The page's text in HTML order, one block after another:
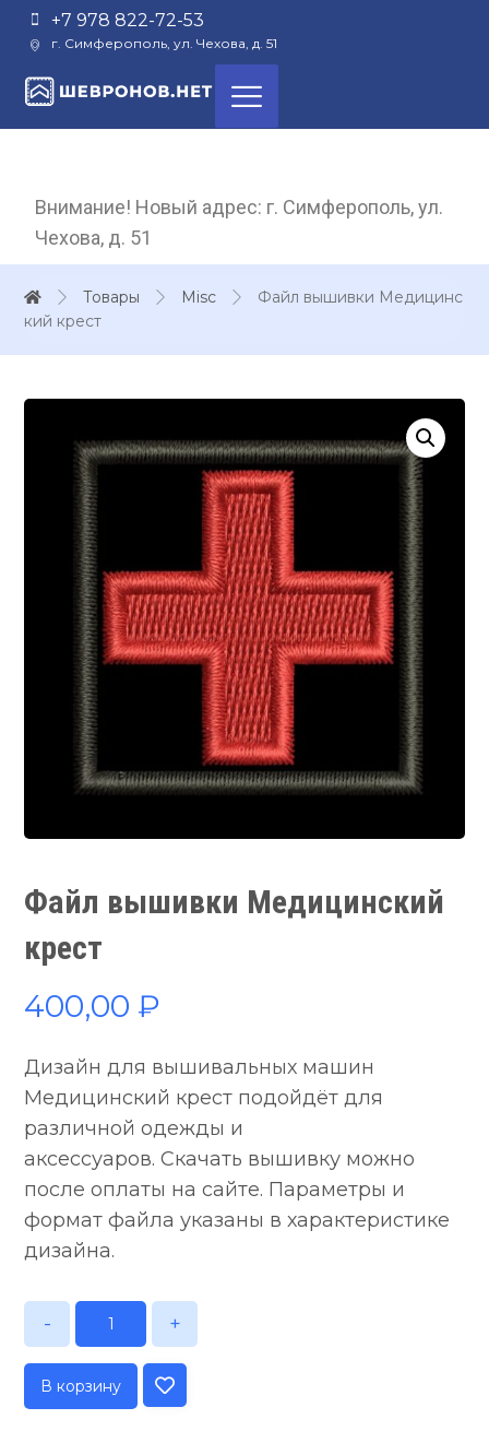
+7 978 822-72-53
г. Симферополь, ул. Чехова, д. 51
Внимание! Новый адрес: г. Симферополь, ул.
Чехова, д. 51
Товары Misc
Файл вышивки Медицинс
кий крест
Файл вышивки Медицинский
крест
400,00₽
Дизайн для вышивальных машин
Медицинский крест подойдёт для
различной одежды и
аксессуаров. Скачать вышивку можно
после оплаты на сайте. Параметры и
формат файла указаны в характеристике
дизайна.
- +
В корзину